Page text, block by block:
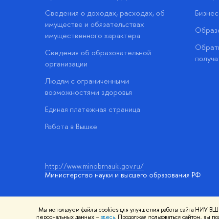
Мы используем файлы cookies для улучшения работы сайта НИУ
персональных данных –здесь. Продолжая пользоваться сайтом, вы
Сведения о доходах, расходах, об
имуществе и обязательствах
имущественного характера
Сведения об образовательной
организации
Людям с ограниченными
возможностями здоровья
Единая платежная страница
Работа в Вышке
http://www.minobrnauki.gov.ru/
Министерство науки и высшего образования РФ
© НИУ ВШЭ 1993–2026 Адреса и контактыУсловия